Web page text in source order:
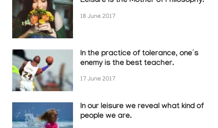
18 June 2017
In the practice of tolerance, one’s
enemy is the best teacher.
17 June 2017
In our leisure we reveal what kind of
people we are.